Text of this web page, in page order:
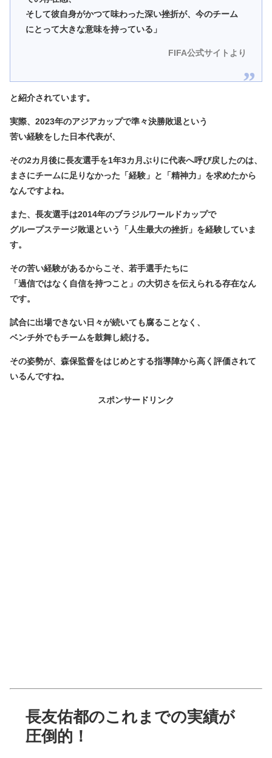
そして彼自身がかつて味わった深い挫折が、今のチーム
にとって大きな意味を持っている」
FIFA公式サイトより
と紹介されています。
実際、2023年のアジアカップで準々決勝敗退という
苦い経験をした日本代表が、
その2カ月後に長友選手を1年3カ月ぶりに代表へ呼び戻したのは、
まさにチームに足りなかった「経験」と「精神力」を求めたから
なんですよね。
また、長友選手は2014年のブラジルワールドカップで
グループステージ敗退という「人生最大の挫折」を経験していま
す。
その苦い経験があるからこそ、若手選手たちに
「過信ではなく自信を持つこと」の大切さを伝えられる存在なん
です。
試合に出場できない日々が続いても腐ることなく、
ベンチ外でもチームを鼓舞し続ける。
その姿勢が、森保監督をはじめとする指導陣から高く評価されて
いるんですね。
スポンサードリンク
長友佑都のこれまでの実績が
圧倒的！